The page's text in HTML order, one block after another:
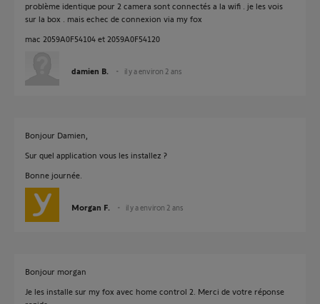
problème identique pour 2 camera sont connectés a la wifi . je les vois
sur la box . mais echec de connexion via my fox
mac 2059A0F54104 et 2059A0F54120
damien B. il y a environ 2 ans
Bonjour Damien,
Sur quel application vous les installez ?
Bonne journée.
Morgan F. il y a environ 2 ans
Bonjour morgan
Je les installe sur my fox avec home control 2. Merci de votre réponse